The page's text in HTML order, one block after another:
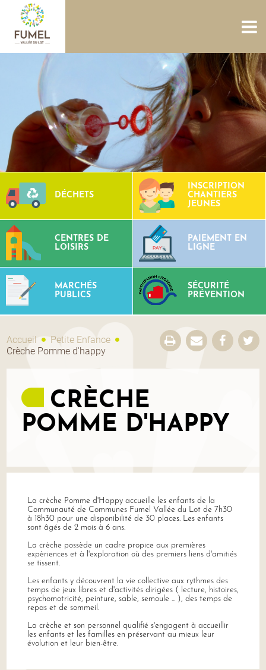
PROJETS
CULTURE PATRIMOINE SITES AQUATIQUES TOURISME
CONTACTS
DÉCHETS
INSCRIPTION
CHANTIERS
JEUNES
CENTRES DE
LOISIRS
PAIEMENT EN
LIGNE
MARCHÉS
PUBLICS
SÉCURITÉ
PRÉVENTION
Accueil
Petite Enfance
Crèche Pomme d'happy
CRÈCHE
POMME D'HAPPY
La crèche Pomme d'Happy accueille les enfants de la
Communauté de Communes Fumel Vallée du Lot de 7h30
à 18h30 pour une disponibilité de 30 places. Les enfants
sont âgés de 2 mois à 6 ans.
La crèche possède un cadre propice aux premières
expèriences et à l'exploration où des premiers liens d'amitiés
se tissent.
Les enfants y découvrent la vie collective aux rythmes des
temps de jeux libres et d'activités dirigées ( lecture, histoires,
psychomotricité, peinture, sable, semoule ... ), des temps de
repas et de sommeil.
La crèche et son personnel qualifié s'engagent à accueillir
les enfants et les familles en préservant au mieux leur
évolution et leur bien-être.